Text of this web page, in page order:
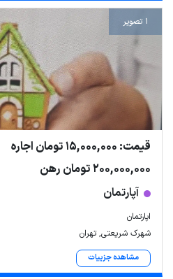
1 تصویر
قیمت: 15,000,000 تومان اجاره
200,000,000 تومان رهن
آپارتمان
اپارتمان
شهرک شریعتی, تهران
مشاهده جزییات